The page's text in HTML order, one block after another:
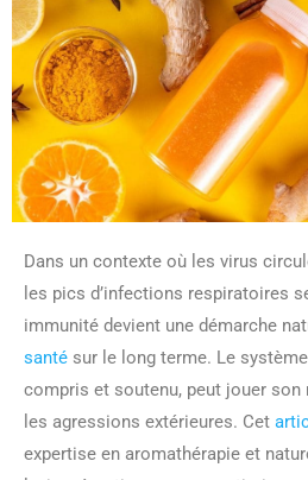
Dans un contexte où les virus
les pics d’infections respiratoires
immunité devient une démarche
santé sur le long terme. Le
compris et soutenu, peut jouer
les agressions extérieures. Cet
expertise en aromathérapie et